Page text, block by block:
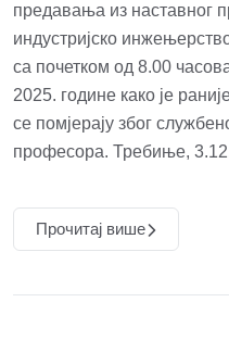
предавања из наставног
индустријско
са почетком од 8.00
2025. године како је
се помјерају због
професора. Требиње,
Прочитај више